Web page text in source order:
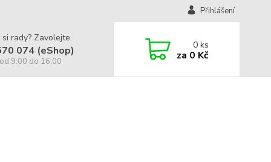
Přihlášení
rady? Zavolejte.
074 (eShop)
9:00 do 16:00
0ks
za 0 Kč